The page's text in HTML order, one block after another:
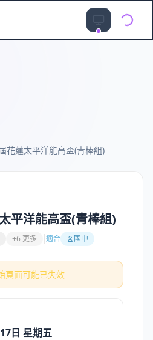
花蓮太平洋能高盃(青棒組)
平洋能高盃(青棒組)
+6 更多 適合 國中
頁面可能已失效
日 星期五